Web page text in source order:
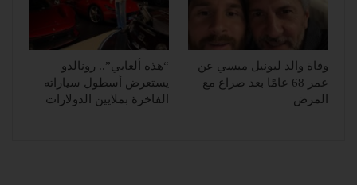
وفاة والد ليونيل ميسي عن
عمر 68 عامًا بعد صراع مع
المرض
“هذه ألعابي”.. رونالدو
يستعرض أسطول سياراته
الفاخرة بملايين الدولارات